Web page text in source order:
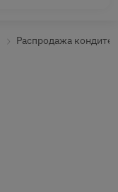
Распродажа